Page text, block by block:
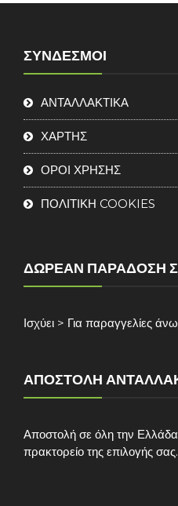
ΣΎΝΔΕΣΜΟΙ
ΑΝΤΑΛΛΑΚΤΙΚΑ
ΧΑΡΤΗΣ
ΟΡΟΙ ΧΡΗΣΗΣ
ΠΟΛΙΤΙΚΗ COOKIES
ΔΩΡΕΆΝ ΠΑΡΆΔΟΣΗ
Ισχύει > Για παραγγελίες
ΑΠΟΣΤΟΛΉ
Αποστολή σε όλη την
πρακτορείο της επιλογής σας.